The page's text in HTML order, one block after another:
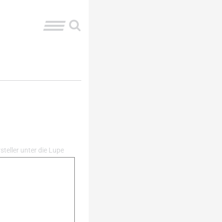
unter die Lupe